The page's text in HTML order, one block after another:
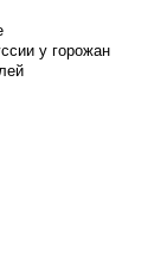
у горожан